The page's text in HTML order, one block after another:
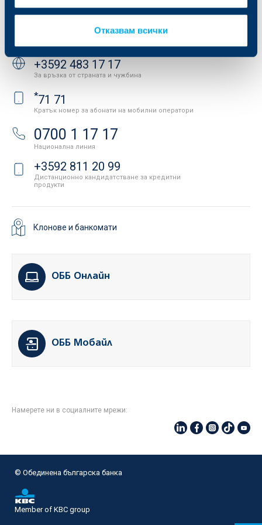
Отказвам всички
Контакти
API портал за разработчици
Свържете се с нас
+3592 483 17 17
За връзка от страната и чужбина
*71 71
Кратък номер за абонати на мобилни оператори
0700 1 17 17
Национална линия
+3592 811 20 99
Дистанционно кандидатстване за кредитни
продукти
Клонове и банкомати
ОББ Онлайн
ОББ Мобайл
Намерете ни в социалните мрежи:
© Oбединена българска банка
Member of KBC group